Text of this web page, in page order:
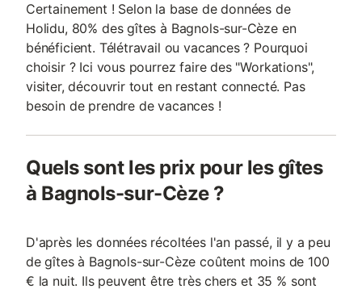
Certainement ! Selon la base de données de
Holidu, 80% des gîtes à Bagnols-sur-Cèze en
bénéficient. Télétravail ou vacances ? Pourquoi
choisir ? Ici vous pourrez faire des "Workations",
visiter, découvrir tout en restant connecté. Pas
besoin de prendre de vacances !
Quels sont les prix pour les gîtes
à Bagnols-sur-Cèze ?
D'après les données récoltées l'an passé, il y a peu
de gîtes à Bagnols-sur-Cèze coûtent moins de 100
€ la nuit. Ils peuvent être très chers et 35 % sont